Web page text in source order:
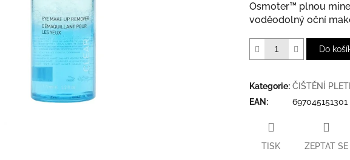
Osmoter™ plnou
voděodolný oční
Do
Kategorie: ČIŠTĚNÍ PLETI
EAN : 697045151301
TISK ZEPTAT SE